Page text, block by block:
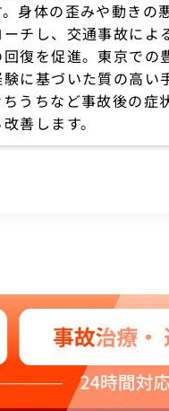
。身体の歪みや動きの
ーチし、交通事故によ
復を促進。東京での
験に基づいた質の高い
ちうちなど事故後の症
善します。